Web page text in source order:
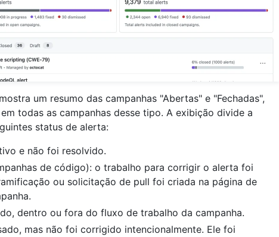
um resumo das campanhas "Abertas" e "Fechadas",
todas as campanhas desse tipo. A exibição divide a
status de alerta:
e não foi resolvido.
de código): o trabalho para corrigir o alerta foi
ou solicitação de pull foi criada na página de
dentro ou fora do fluxo de trabalho da campanha.
mas não foi corrigido intencionalmente. Ele foi